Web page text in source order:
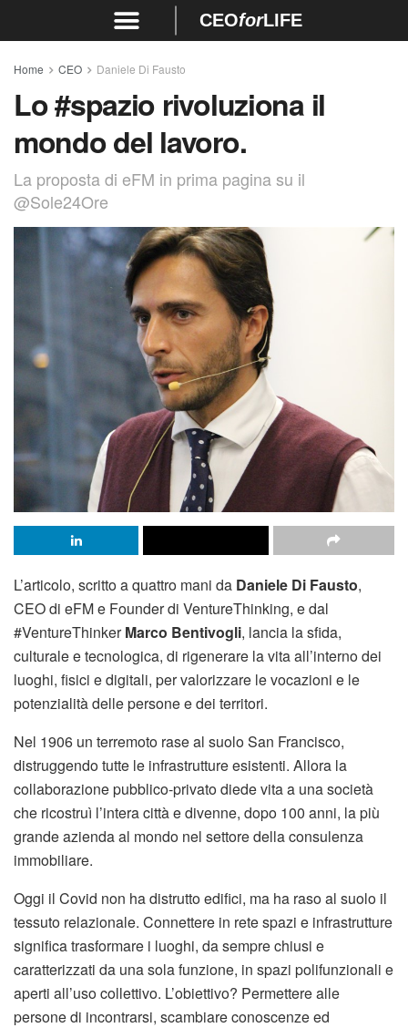
CEOforLIFE
Home CEO Daniele Di Fausto
Lo #spazio rivoluziona il
mondo del lavoro.
La proposta di eFM in prima pagina su il
@Sole24Ore
L’articolo, scritto a quattro mani da Daniele Di Fausto,
CEO di eFM e Founder di VentureThinking, e dal
#VentureThinkerMarco Bentivogli, lancia la sfida,
culturale e tecnologica, di rigenerare la vita all’interno dei
luoghi, fisici e digitali, per valorizzare le vocazioni e le
potenzialità delle persone e dei territori.
Nel 1906 un terremoto rase al suolo San Francisco,
distruggendo tutte le infrastrutture esistenti. Allora la
collaborazione pubblico-privato diede vita a una società
che ricostruì l’intera città e divenne, dopo 100 anni, la più
grande azienda al mondo nel settore della consulenza
immobiliare.
Oggi il Covid non ha distrutto edifici, ma ha raso al suolo il
tessuto relazionale. Connettere in rete spazi e infrastrutture
significa trasformare i luoghi, da sempre chiusi e
caratterizzati da una sola funzione, in spazi polifunzionali e
aperti all’uso collettivo. L’obiettivo? Permettere alle
persone di incontrarsi, scambiare conoscenze ed